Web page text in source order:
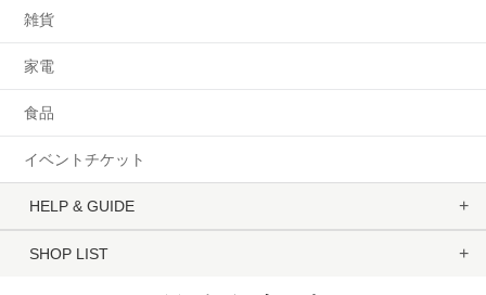
雑貨
家電
食品
イベントチケット
HELP & GUIDE
SHOP LIST